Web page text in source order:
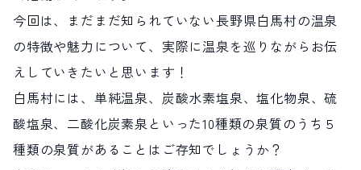
サイト内検索
検索する
白馬村までのアクセス
白馬村内の交通情報
プライバシーポリシー
利用規約
今回は、まだまだ知られていない長野県白馬村の温泉
の特徴や魅力について、実際に温泉を巡りながらお伝
えしていきたいと思います！
白馬村には、単純温泉、炭酸水素塩泉、塩化物泉、硫
酸塩泉、二酸化炭素泉といった10種類の泉質のうち５
種類の泉質があることはご存知でしょうか？